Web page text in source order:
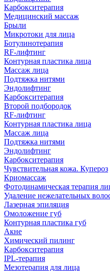
Карбокситерапия
Медицинский массаж
Брыли
Микротоки для лица
Ботулинотерапия
RF-лифтинг
Контурная пластика лица
Массаж лица
Подтяжка нитями
Эндолифтинг
Карбокситерапия
Второй подбородок
RF-лифтинг
Контурная пластика лица
Массаж лица
Подтяжка нитями
Эндолифтинг
Карбокситерапия
Чувствительная кожа. Купероз
Криомассаж
Фотодинамическая терапия
Удаление нежелательных
Лазерная эпиляция
Омоложение губ
Контурная пластика губ
Акне
Химический пилинг
Карбокситерапия
IPL‑терапия
Мезотерапия для лица